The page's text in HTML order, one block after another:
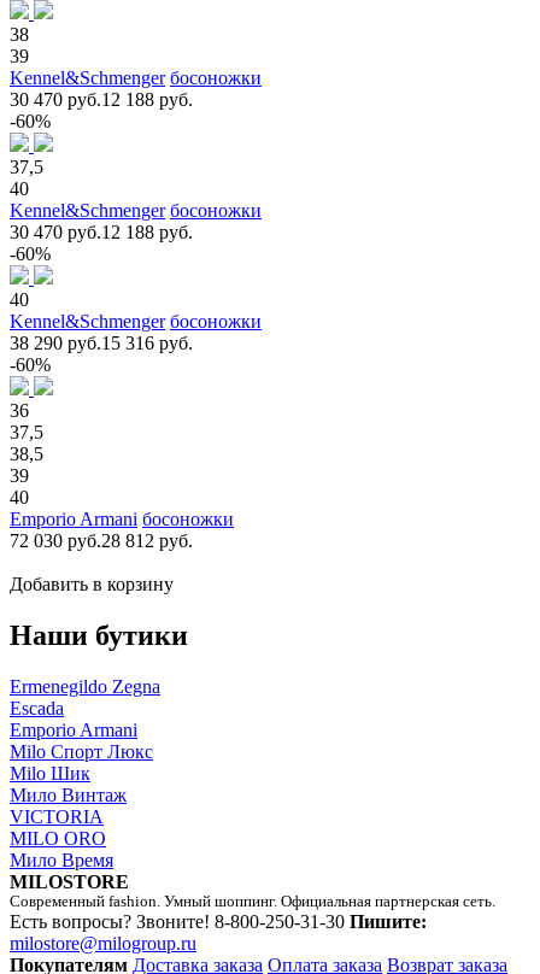
38
39
Kennel&Schmenger босоножки
30 470 руб.12 188 руб.
-60%
37,5
40
Kennel&Schmenger босоножки
30 470 руб.12 188 руб.
-60%
40
Kennel&Schmenger босоножки
38 290 руб.15 316 руб.
-60%
36
37,5
38,5
39
40
Emporio Armani босоножки
72 030 руб.28 812 руб.
Добавить в корзину
Наши бутики
Ermenegildo Zegna
Escada
Emporio Armani
Milo Спорт Люкс
Milo Шик
Мило Винтаж
VICTORIA
MILO ORO
Мило Время
MILOSTORE
Современный fashion. Умный шоппинг. Официальная партнерская сеть.
Есть вопросы? Звоните! 8-800-250-31-30 Пишите:
milostore@milogroup.ru
Покупателям Доставка заказа Оплата заказа Возврат заказа